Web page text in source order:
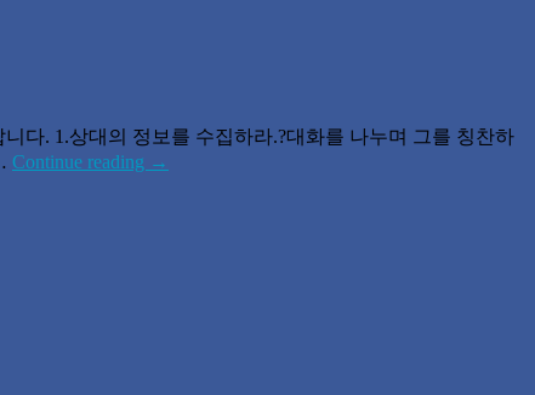
다. 1.상대의 정보를 수집하라.?대화를 나누며 그를 칭찬하
Continue reading →